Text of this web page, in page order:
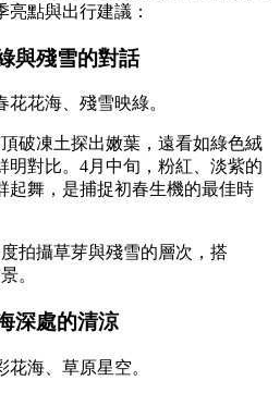
點與出行建議：
與殘雪的對話
花海、殘雪映綠。
破凍土探出嫩葉，遠看如綠色絨
明對比。4月中旬，粉紅、淡紫的
起舞，是捕捉初春生機的最佳時
拍攝草芽與殘雪的層次，搭
。
深處的清涼
海、草原星空。